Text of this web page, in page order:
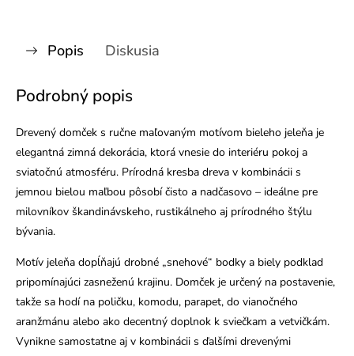
Popis Diskusia
Podrobný popis
Drevený domček s ručne maľovaným motívom bieleho jeleňa je
elegantná zimná dekorácia, ktorá vnesie do interiéru pokoj a
sviatočnú atmosféru. Prírodná kresba dreva v kombinácii s
jemnou bielou maľbou pôsobí čisto a nadčasovo – ideálne pre
milovníkov škandinávskeho, rustikálneho aj prírodného štýlu
bývania.
Motív jeleňa dopĺňajú drobné „snehové“ bodky a biely podklad
pripomínajúci zasneženú krajinu. Domček je určený na postavenie,
takže sa hodí na poličku, komodu, parapet, do vianočného
aranžmánu alebo ako decentný doplnok k sviečkam a vetvičkám.
Vynikne samostatne aj v kombinácii s ďalšími drevenými